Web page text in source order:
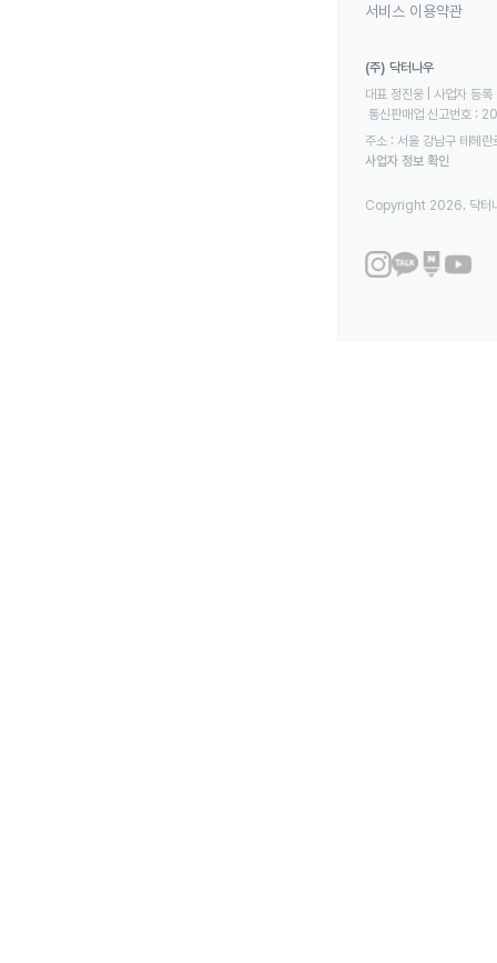
서비스 이용약관
(주) 닥터나우
대표 정진웅 | 사업자
통신판매업 신고번호
주소 : 서울 강남구 테헤
사업자 정보 확인
Copyright 2026. 닥터